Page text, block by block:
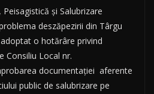
și Salubrizare
deszăpezirii din Târgu
o hotărâre privind
Consiliu Local nr.
documentației aferente
public de salubrizare pe